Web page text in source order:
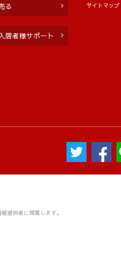
る
居者様サポート
サイトマップ
提供者に帰属します。